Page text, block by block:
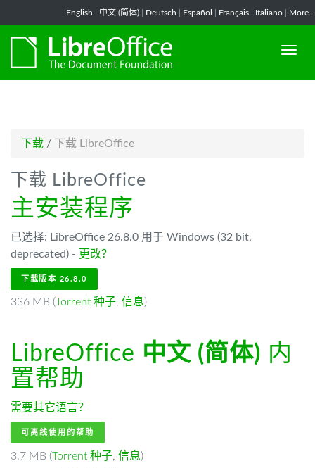
English 中文 (简体) Deutsch Español Français Italiano More...
下载 / 下载 LibreOffice
下载 LibreOffice
主安装程序
已选择: LibreOffice 26.8.0 用于 Windows (32 bit,
deprecated) - 更改？
下载版本 26.8.0
336 MB (Torrent 种子, 信息)
LibreOffice 中文 (简体) 内
置帮助
需要其它语言？
可离线使用的帮助
3.7 MB (Torrent 种子, 信息)